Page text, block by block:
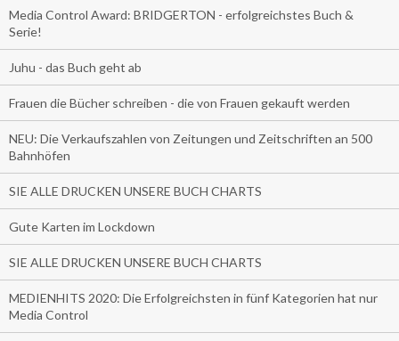
Media Control Award: BRIDGERTON - erfolgreichstes Buch &
Serie!
Juhu - das Buch geht ab
Frauen die Bücher schreiben - die von Frauen gekauft werden
NEU: Die Verkaufszahlen von Zeitungen und Zeitschriften an 500
Bahnhöfen
SIE ALLE DRUCKEN UNSERE BUCH CHARTS
Gute Karten im Lockdown
SIE ALLE DRUCKEN UNSERE BUCH CHARTS
MEDIENHITS 2020: Die Erfolgreichsten in fünf Kategorien hat nur
Media Control